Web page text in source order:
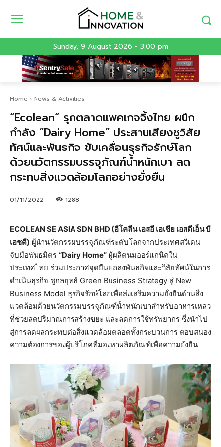
Sunday, 9 August 2026 - 3:00 pm
Home News & Activities
“Ecolean” รุกตลาดแพคเกจจิ้งไทย ผนึก
กำลัง “Dairy Home” ประสานเสียงชูวิสัย
ทัศน์และพันธกิจ ขับเคลื่อนธุรกิจรักษ์โลก
ด้วยนวัตกรรมบรรจุภัณฑ์น้ำหนักเบา ลด
กระทบสิ่งแวดล้อมโลกอย่างยั่งยืน
01/11/2022 1288
ECOLEAN SE ASIA SDN BHD (อีโคลีน เอสอี เอเชีย เอสดีเอ็น บี
เอชดี) ผู้นำนวัตกรรมบรรจุภัณฑ์ระดับโลกจากประเทศสวีเดน
จับมือพันธมิตร “Dairy Home” ผู้ผลิตนมออร์แกนิคใน
ประเทศไทย ร่วมประกาศจุดยืนแถลงพันธกิจและวิสัยทัศน์ในการ
ดำเนินธุรกิจ ชูกลยุทธ์ Green Business Strategy สู่ New
Business Model ธุรกิจรักษ์โลกเพื่อส่งเสริมความยั่งยืนด้านสิ่ง
แวดล้อมด้วยนวัตกรรมบรรจุภัณฑ์น้ำหนักเบาสำหรับอาหารเหลว
ที่ช่วยลดปริมาณการสร้างขยะ และลดการใช้ทรัพยากร ซึ่งนำไป
สู่การลดผลกระทบต่อสิ่งแวดล้อมตลอดทั้งกระบวนการ ตอบสนอง
ความต้องการของผู้บริโภคที่มองหาผลิตภัณฑ์เพื่อความยั่งยืน